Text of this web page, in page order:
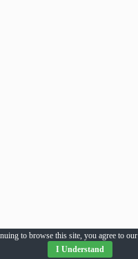
to browse this site, you agree to our
I Understand